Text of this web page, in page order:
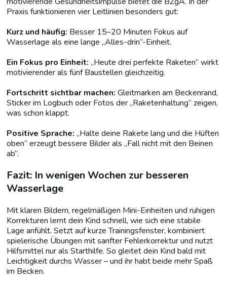
Praxis funktionieren vier Leitlinien besonders gut:
Kurz und häufig: Besser 15–20 Minuten Fokus auf
Wasserlage als eine lange „Alles-drin“-Einheit.
Ein Fokus pro Einheit: „Heute drei perfekte Raketen“ wirkt
motivierender als fünf Baustellen gleichzeitig.
Fortschritt sichtbar machen: Gleitmarken am Beckenrand,
Sticker im Logbuch oder Fotos der „Raketenhaltung“ zeigen,
was schon klappt.
Positive Sprache: „Halte deine Rakete lang und die Hüften
oben“ erzeugt bessere Bilder als „Fall nicht mit den Beinen
ab“.
Fazit: In wenigen Wochen zur besseren
Wasserlage
Mit klaren Bildern, regelmäßigen Mini-Einheiten und ruhigen
Korrekturen lernt dein Kind schnell, wie sich eine stabile
Lage anfühlt. Setzt auf kurze Trainingsfenster, kombiniert
spielerische Übungen mit sanfter Fehlerkorrektur und nutzt
Hilfsmittel nur als Starthilfe. So gleitet dein Kind bald mit
Leichtigkeit durchs Wasser – und ihr habt beide mehr Spaß
im Becken.